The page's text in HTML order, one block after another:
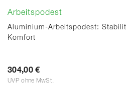
Arbeitspodest
Aluminium-Arbeitspodest:
Komfort
304,00 €
UVP ohne MwSt.